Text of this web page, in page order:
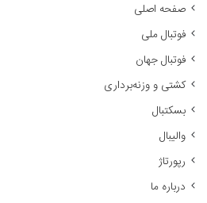
صفحه اصلی
فوتبال ملی
فوتبال جهان
کشتی و وزنه‌برداری
بسکتبال
والیبال
رپورتاژ
درباره ما